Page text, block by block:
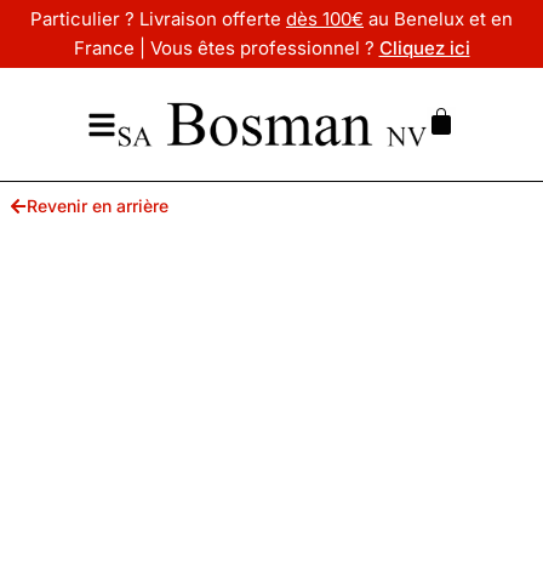
Particulier ? Livraison offerte dès 100€ au Benelux et en
France | Vous êtes professionnel ? Cliquez ici
Revenir en arrière